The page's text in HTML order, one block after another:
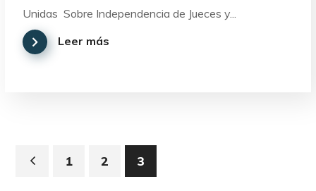
Unidas Sobre Independencia de Jueces y...
Leer más
1 2 3